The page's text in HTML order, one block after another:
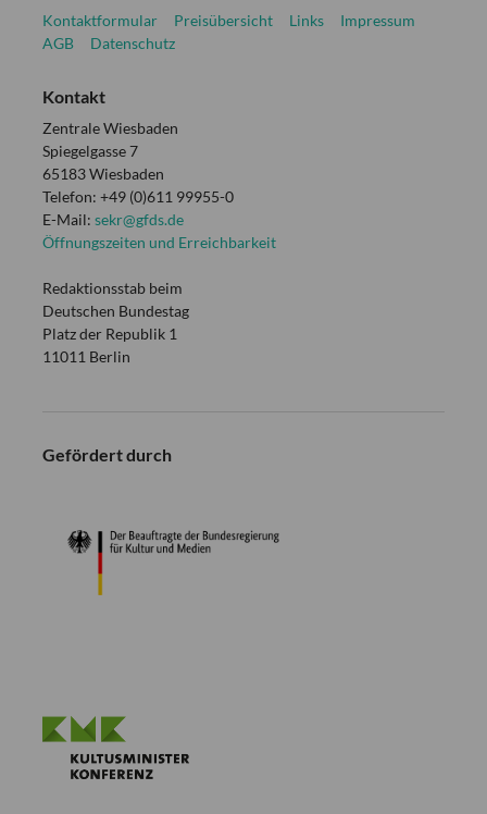
Kontaktformular Preisübersicht Links
Impressum
AGB
Datenschutz
Kontakt
Zentrale Wiesbaden
Spiegelgasse 7
65183 Wiesbaden
Telefon: +49 (0)611 99955-0
E-Mail: sekr@gfds.de
Öffnungszeiten und Erreichbarkeit
Redaktionsstab beim
Deutschen Bundestag
Platz der Republik 1
11011 Berlin
Gefördert durch